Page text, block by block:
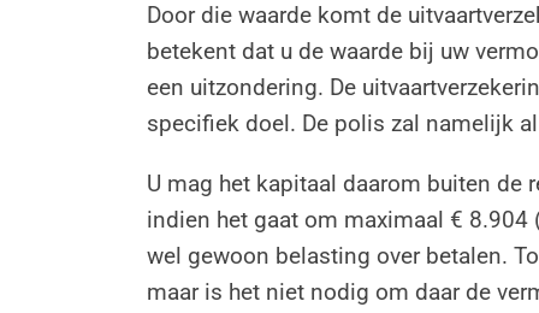
Door die waarde komt de
betekent dat u de waarde bij uw
een uitzondering. De
specifiek doel. De polis zal namelijk
U mag het kapitaal daarom buiten de
indien het gaat om maximaal € 8.904
wel gewoon belasting over betalen.
maar is het niet nodig om daar de